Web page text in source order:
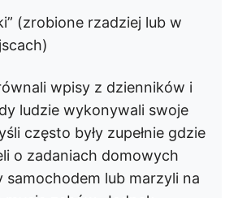
(zrobione rzadziej lub w
wpisy z dzienników i
ludzie wykonywali swoje
często były zupełnie gdzie
o zadaniach domowych
samochodem lub marzyli na